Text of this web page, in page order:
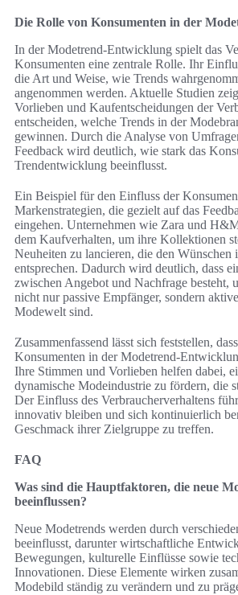
Die Rolle von Konsumenten in der
In der Modetrend-Entwicklung spielt das
Konsumenten eine zentrale Rolle. Ihr
die Art und Weise, wie Trends
angenommen werden. Aktuelle Studien
Vorlieben und Kaufentscheidungen der
entscheiden, welche Trends in der
gewinnen. Durch die Analyse von
Feedback wird deutlich, wie stark das
Trendentwicklung beeinflusst.
Ein Beispiel für den Einfluss der
Markenstrategien, die gezielt auf das
eingehen. Unternehmen wie Zara und
dem Kaufverhalten, um ihre Kollektionen
Neuheiten zu lancieren, die den Wünschen
entsprechen. Dadurch wird deutlich, dass
zwischen Angebot und Nachfrage besteht,
nicht nur passive Empfänger, sondern
Modewelt sind.
Zusammenfassend lässt sich feststellen,
Konsumenten in der Modetrend-
Ihre Stimmen und Vorlieben helfen dabei,
dynamische Modeindustrie zu fördern, die
Der Einfluss des Verbraucherverhaltens
innovativ bleiben und sich kontinuierlich
Geschmack ihrer Zielgruppe zu treffen.
FAQ
Was sind die Hauptfaktoren, die neue
beeinflussen?
Neue Modetrends werden durch
beeinflusst, darunter wirtschaftliche
Bewegungen, kulturelle Einflüsse sowie
Innovationen. Diese Elemente wirken
Modebild ständig zu verändern und zu